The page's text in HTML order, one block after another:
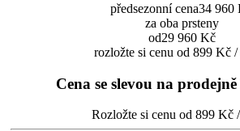
předsezonní cena34 960
za oba prsteny
od29 960 Kč
rozložte si cenu od 899 Kč /
Cena se slevou na prodejně
Rozložte si cenu od 899 Kč